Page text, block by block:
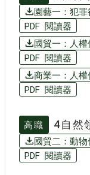
園藝一：犯
PDF 閱讀器
國貿一：人
PDF 閱讀器
商業一：人
PDF 閱讀器
高職 4自然
國貿二：動
PDF 閱讀器